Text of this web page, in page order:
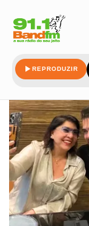
REPRODUZIR